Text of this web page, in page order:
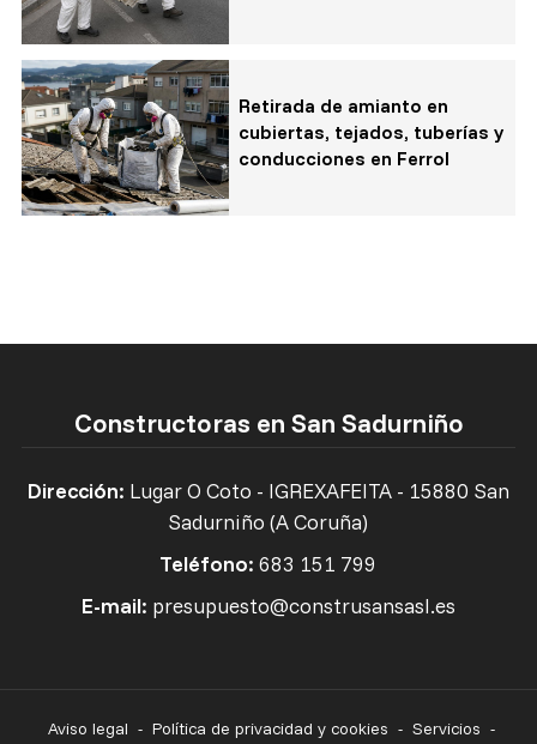
Retirada de amianto en
cubiertas, tejados, tuberías y
conducciones en Ferrol
Constructoras en San Sadurniño
Dirección: Lugar O Coto - IGREXAFEITA - 15880 San
Sadurniño (A Coruña)
Teléfono: 683 151 799
E-mail: presupuesto@construsansasl.es
Aviso legal - Política de privacidad y cookies - Servicios -